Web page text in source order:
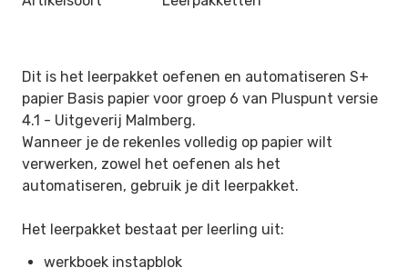
Dit is het leerpakket oefenen en automatiseren S+
papier Basis papier voor groep 6 van Pluspunt versie
4.1 - Uitgeverij Malmberg.
Wanneer je de rekenles volledig op papier wilt
verwerken, zowel het oefenen als het
automatiseren, gebruik je dit leerpakket.
Het leerpakket bestaat per leerling uit:
werkboek instapblok